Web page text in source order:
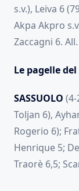
s.v.), Leiva 6
Akpa Akpro
Zaccagni 6.
Le pagelle
SASSUOLO
Toljan 6),
Rogerio 6);
Henrique 5;
Traorè 6,5;